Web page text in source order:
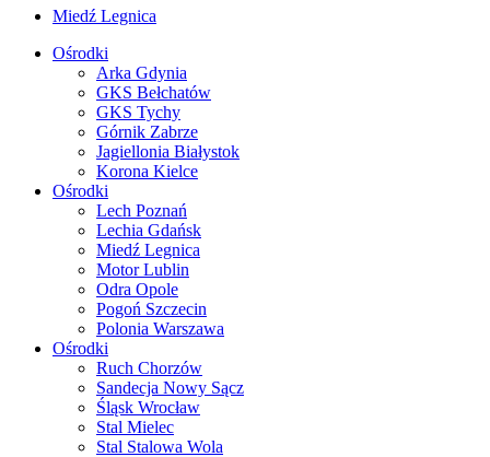
Miedź Legnica
Ośrodki
Arka Gdynia
GKS Bełchatów
GKS Tychy
Górnik Zabrze
Jagiellonia Białystok
Korona Kielce
Ośrodki
Lech Poznań
Lechia Gdańsk
Miedź Legnica
Motor Lublin
Odra Opole
Pogoń Szczecin
Polonia Warszawa
Ośrodki
Ruch Chorzów
Sandecja Nowy Sącz
Śląsk Wrocław
Stal Mielec
Stal Stalowa Wola